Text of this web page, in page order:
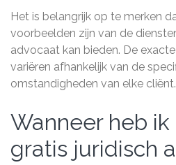
Het is belangrijk op te merken
voorbeelden zijn van de
advocaat kan bieden. De
variëren afhankelijk van de
omstandigheden van elke cliënt.
Wanneer heb
gratis juridisch